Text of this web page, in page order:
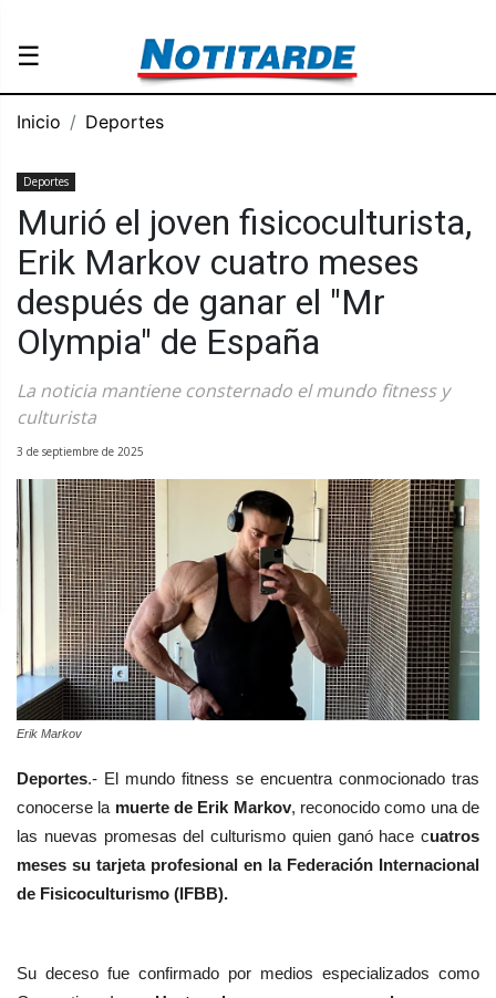
☰
Inicio Deportes
Deportes
Murió el joven fisicoculturista,
Erik Markov cuatro meses
después de ganar el "Mr
Olympia" de España
La noticia mantiene consternado el mundo fitness y
culturista
3 de septiembre de 2025
Erik Markov
Deportes.- El mundo fitness se encuentra conmocionado tras
conocerse la muerte de Erik Markov, reconocido como una de
las nuevas promesas del culturismo quien ganó hace cuatros
meses su tarjeta profesional en la Federación Internacional
de Fisicoculturismo (IFBB).
Su deceso fue confirmado por medios especializados como